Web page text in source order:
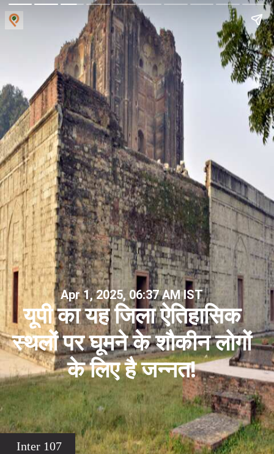
Apr 1, 2025, 06:37 AM IST
यूपी का यह जिला ऐतिहासिक
स्थलों पर घूमने के शौकीन लोगों
के लिए है जन्नत!
Inter 107